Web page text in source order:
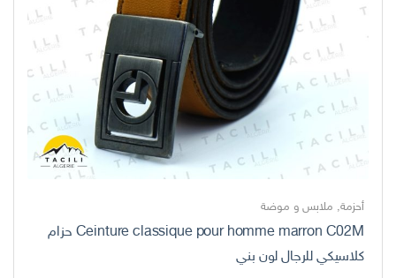
أحزمة, ملابس و موضة
Ceinture classique pour homme marron C02M حزام
كلاسيكي للرجال لون بني